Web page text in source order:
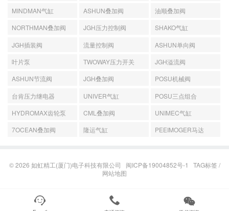
MINDMAN气缸
ASHUN叠加阀
油顺叠加阀
NORTHMAN叠加阀
JGH压力控制阀
SHAKO气缸
JGH插装阀
流量控制阀
ASHUN单向阀
叶片泵
TWOWAY压力开关
JGH溢流阀
ASHUN节流阀
JGH叠加阀
POSU机械阀
台肯压力继电器
UNIVER气缸
POSU三点组合
HYDROMAX齿轮泵
CML叠加阀
UNIMEC气缸
7OCEAN叠加阀
隆运气缸 PEEIMOGER马达
© 2026 如虹精工(厦门)电子科技有限公司 闽ICP备19004852号-1 TAG标签/
网站地图
  